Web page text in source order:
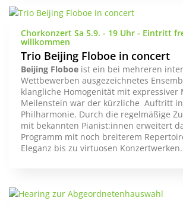
Chorkonzert Sa 5.9. - 19 Uhr - Eintritt
willkommen
Trio Beijing Floboe in concert
Beijing Floboeist ein bei mehreren
Wettbewerben ausgezeichnetes
klangliche Homogenität mit expressiver
Meilenstein war der kürzliche Auftritt
Philharmonie. Durch die regelmäßige
mit bekannten Pianist:innen erweitert
Programm mit noch breiterem
Eleganz bis zu virtuosen Konzertwerken.